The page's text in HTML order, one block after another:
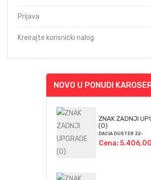
Prijava
Kreirajte korisnički nalog
NOVO U PONUDI
ZNAK ZADNJI
(O)
DACIA DUSTER 22-
Cena: